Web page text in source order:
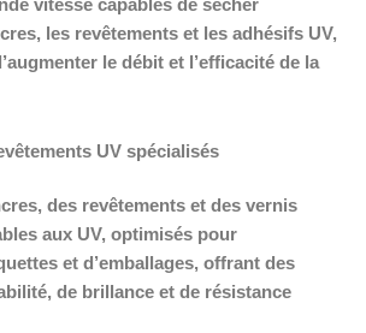
vitesse capables de sécher
les revêtements et les adhésifs UV,
le débit et l’efficacité de la
UV spécialisés
des revêtements et des vernis
aux UV, optimisés pour
et d’emballages, offrant des
de brillance et de résistance